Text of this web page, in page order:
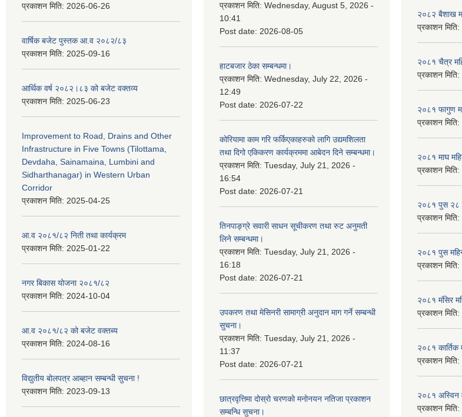
प्रकाशन मिति: 2026-06-26
वार्षिक बजेट पुस्तक आ.व २०८२/८३
प्रकाशन मिति: 2025-09-16
आर्थिक वर्ष २०८२।८३ को बजेट वक्तव्य
प्रकाशन मिति: 2025-06-23
Improvement to Road, Drains and Other
Infrastructure in Five Towns (Tilottama,
Devdaha, Sainamaina, Lumbini and
Sidharthanagar) in Western Urban
Corridor
प्रकाशन मिति: 2025-04-25
आ.व २०८१/८२ निती तथा कार्यक्रम
प्रकाशन मिति: 2025-01-22
नगर बिकास योजना २०८१/८२
प्रकाशन मिति: 2024-10-04
आ.व २०८१/८२ को बजेट वक्तब्य
प्रकाशन मिति: 2024-08-16
विद्युतीय बोलपत्र आब्हान सम्बन्धी सुचना !
प्रकाशन मिति: 2023-09-13
प्रकाशन मिति: Wednesday, August 5, 2026 -
10:41
Post date: 2026-08-05
हाटबजार ठेका सम्बन्धमा।
प्रकाशन मिति: Wednesday, July 22, 2026 -
12:49
Post date: 2026-07-22
कोरियामा काम गरि फर्किएकाहरुको लागि उद्यमशिलता
तथा दिगो एकिकरण कार्यक्रममा आबेदन दिने सम्बन्धमा।
प्रकाशन मिति: Tuesday, July 21, 2026 -
16:54
Post date: 2026-07-21
तिनपाङ्ग्रे सवारी साधन सूचीकरण तथा रुट अनुमती
लिने सम्बन्धमा।
प्रकाशन मिति: Tuesday, July 21, 2026 -
16:18
Post date: 2026-07-21
उपकरण तथा मेसिनरी सामाग्री अनुदान माग गर्ने सम्बन्धी
सुचना।
प्रकाशन मिति: Tuesday, July 21, 2026 -
11:37
Post date: 2026-07-21
छात्रवृत्तिमा दोस्रो चरणको मनोनयन नतिजा प्रकाशन
सम्बन्धि सुचना।
२०८२ बैशाख
प्रकाशन मिति:
२०८१ चैत्र
प्रकाशन मिति:
२०८१ फागुण
प्रकाशन मिति:
२०८१ माघ
प्रकाशन मिति:
२०८१ पुस २८
प्रकाशन मिति:
२०८१ पुस
प्रकाशन मिति:
२०८१ मंसिर
प्रकाशन मिति:
२०८१ कार्तिक
प्रकाशन मिति:
२०८१ अस्विन
प्रकाशन मिति: